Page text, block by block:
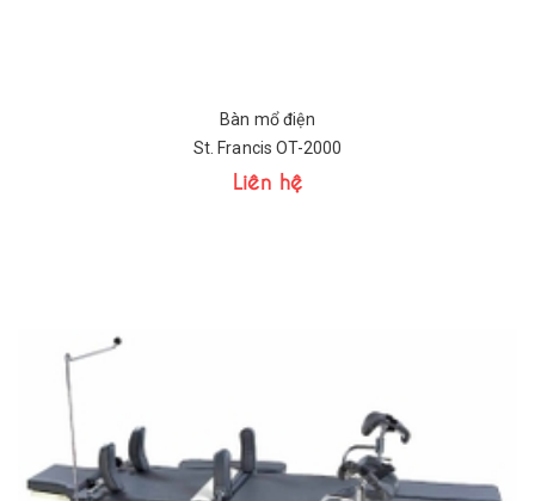
Bàn mổ điện
St. Francis OT-2000
Liên hệ